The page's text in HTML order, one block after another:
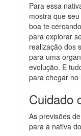
Para essa
mostra que
boa te
para explorar
realização dos
para uma
evolução. E
para chegar
Cuidado
As previsões
para a nativa